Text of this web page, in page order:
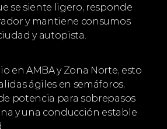
se siente ligero, responde
y mantiene consumos
y autopista.
en AMBA y Zona Norte, esto
ágiles en semáforos,
potencia para sobrepasos
y una conducción estable